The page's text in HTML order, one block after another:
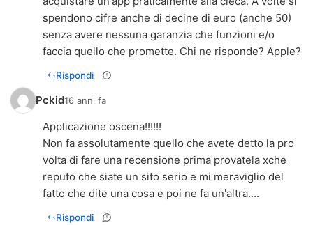
spendono cifre anche di decine di euro (anche 50)
senza avere nessuna garanzia che funzioni e/o
faccia quello che promette. Chi ne risponde? Apple?
Rispondi
Pckid16 anni fa
Applicazione oscena!!!!!!
Non fa assolutamente quello che avete detto la pro
volta di fare una recensione prima provatela xche
reputo che siate un sito serio e mi meraviglio del
fatto che dite una cosa e poi ne fa un'altra....
Rispondi